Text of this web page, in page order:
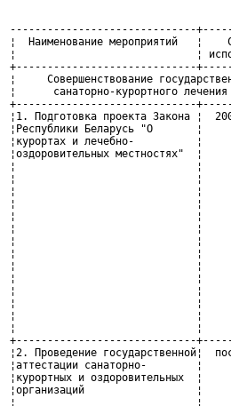
------------------------------+-------------+-----------------------
¦  Наименование мероприятий   ¦    Сроки    ¦    Ответственные     ¦
¦                             ¦ исполнения  ¦     исполнители      ¦
+-----------------------------+-------------+----------------------+
¦     Совершенствование государственного регулирования в сфере     ¦
¦      санаторно-курортного лечения и оздоровления населения       ¦
+-----------------------------+-------------+----------------------+
¦1. Подготовка проекта Закона ¦  2007 год   ¦Республиканский центр ¦
¦Республики Беларусь "О       ¦             ¦по оздоровлению и     ¦
¦курортах и лечебно-          ¦             ¦санаторно-курортному  ¦
¦оздоровительных местностях"  ¦             ¦лечению населения,    ¦
¦                             ¦             ¦Министерство природных¦
¦                             ¦             ¦ресурсов и охраны     ¦
¦                             ¦             ¦окружающей среды,     ¦
¦                             ¦             ¦Национальная академия ¦
¦                             ¦             ¦наук Беларуси,        ¦
¦                             ¦             ¦Министерство          ¦
¦                             ¦             ¦здравоохранения,      ¦
¦                             ¦             ¦Министерство юстиции, ¦
¦                             ¦             ¦облисполкомы и Минский¦
¦                             ¦             ¦горисполком,          ¦
¦                             ¦             ¦Управление делами     ¦
¦                             ¦             ¦Президента Республики ¦
¦                             ¦             ¦Беларусь, Федерация   ¦
¦                             ¦             ¦профсоюзов Беларуси   ¦
+-----------------------------+-------------+----------------------+
¦2. Проведение государственной¦  постоянно  ¦Республиканская       ¦
¦аттестации санаторно-        ¦             ¦комиссия по           ¦
¦курортных и оздоровительных  ¦             ¦государственной       ¦
¦организаций                  ¦             ¦аттестации санаторно- ¦
¦                             ¦             ¦курортных и           ¦
¦                             ¦             ¦оздоровительных       ¦
¦                             ¦             ¦организаций,          ¦
¦                             ¦             ¦Республиканский центр ¦
¦                             ¦             ¦по оздоровлению и     ¦
¦                             ¦             ¦санаторно-курортному  ¦
¦                             ¦             ¦лечению населения     ¦
+-----------------------------+-------------+----------------------+
¦3. Разработка и утверждение  ¦   апрель    ¦Министерство          ¦
¦Инструкции о порядке         ¦   2007 г.   ¦экономики,            ¦
¦ценообразования на путевки в ¦             ¦Министерство          ¦
¦оздоровительные лагеря       ¦             ¦образования,          ¦
¦                             ¦             ¦Республиканский центр ¦
¦                             ¦             ¦по оздоровлению и     ¦
¦                             ¦             ¦санаторно-курортному  ¦
¦                             ¦             ¦лечению населения     ¦
+-----------------------------+-------------+----------------------+
¦4. Подготовка и утверждение  ¦   апрель    ¦Министерство          ¦
¦постановления Министерства   ¦   2007 г.   ¦образования,          ¦
¦образования о внесении       ¦             ¦Республиканский центр ¦
¦изменений и дополнений в     ¦             ¦по оздоровлению и     ¦
¦Положение об оздоровительном ¦             ¦санаторно-курортному  ¦
¦лагере, утвержденное         ¦             ¦лечению населения,    ¦
¦постановлением Министерства  ¦             ¦Министерство финансов,¦
¦образования Республики       ¦             ¦Управление делами     ¦
¦Беларусь от 12 декабря       ¦             ¦Президента Республики ¦
¦2002 г. N 55                 ¦             ¦Беларусь, Федерация   ¦
¦                             ¦             ¦профсоюзов Беларуси   ¦
+-----------------------------+-------------+----------------------+
¦5. Разработка и утверждение: ¦  2008 год   ¦Республиканский центр ¦
¦стандартов деятельности      ¦             ¦по оздоровлению и     ¦
¦санаторно-курортных и        ¦             ¦санаторно-курортному  ¦
¦оздоровительных организаций  ¦             ¦лечению населения,    ¦
+-----------------------------+             ¦Министерство          ¦
¦порядка проведения           ¦             ¦образования,          ¦
¦сертификации услуг           ¦             ¦Министерство торговли,¦
¦санаторно-курортных и        ¦             ¦Министерство спорта и ¦
¦оздоровительных организаций  ¦             ¦туризма, Управление   ¦
¦                             ¦             ¦делами Президента     ¦
¦                             ¦             ¦Республики Беларусь,  ¦
¦                             ¦             ¦Федерация профсоюзов  ¦
¦                             ¦             ¦Беларуси,             ¦
¦